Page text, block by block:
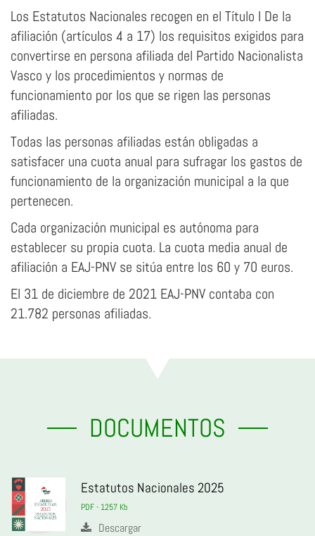
Los Estatutos Nacionales recogen en el Título I De la
afiliación (artículos 4 a 17) los requisitos exigidos para
convertirse en persona afiliada del Partido Nacionalista
Vasco y los procedimientos y normas de
funcionamiento por los que se rigen las personas
afiliadas.
Todas las personas afiliadas están obligadas a
satisfacer una cuota anual para sufragar los gastos de
funcionamiento de la organización municipal a la que
pertenecen.
Cada organización municipal es autónoma para
establecer su propia cuota. La cuota media anual de
afiliación a EAJ-PNV se sitúa entre los 60 y 70 euros.
El 31 de diciembre de 2021 EAJ-PNV contaba con
21.782 personas afiliadas.
DOCUMENTOS
Estatutos Nacionales 2025
PDF - 1257 Kb
Descargar